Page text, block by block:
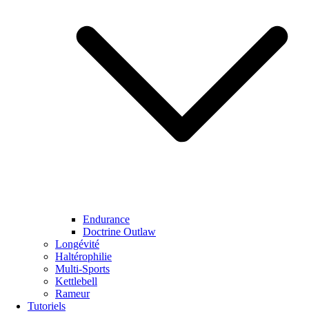
Endurance
Doctrine Outlaw
Longévité
Haltérophilie
Multi-Sports
Kettlebell
Rameur
Tutoriels